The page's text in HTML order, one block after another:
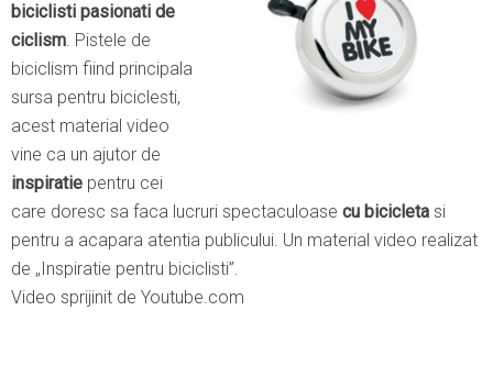
biciclisti pasionati de
ciclism. Pistele de
biciclism fiind principala
sursa pentru biciclesti,
acest material video
vine ca un ajutor de
inspiratie pentru cei
care doresc sa faca lucruri spectaculoase cu bicicleta si
pentru a acapara atentia publicului. Un material video realizat
de „Inspiratie pentru biciclisti”.
Video sprijinit de Youtube.com